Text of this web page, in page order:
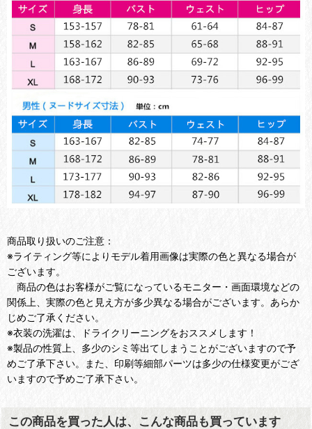
商品取り扱いのご注意：
※ライティング等によりモデル着用画像は実際の色と異なる場合が
ございます。
商品の色はお客様がご覧になっているモニター・画面環境などの
関係上、実際の色と見え方が多少異なる場合がございます。あらか
じめご了承ください。
※衣装の洗濯は、ドライクリーニングをおススメします！
※製品の性質上、多少のシミ等出てしまうことがございますので予
めご了承下さい。また、印刷等細部パーツは多少の仕様変更がござ
いますので予めご了承下さい。
この商品を買った人は、こんな商品も買っています